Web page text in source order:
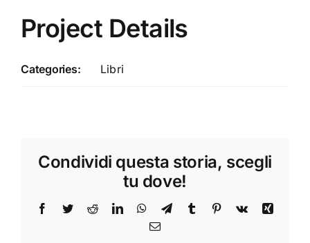
Project Details
Categories: Libri
Condividi questa storia, scegli
tu dove!
Facebook
TwitterRedditLinkedInWhatsApp
TelegramTumblr Pinterest
Vk
Xing
Email